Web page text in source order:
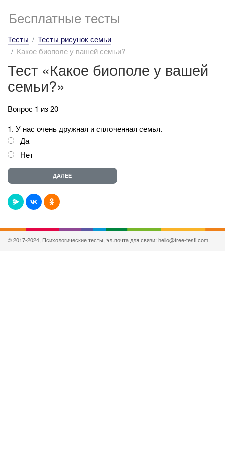
Бесплатные тесты
Тесты
Тесты рисунок семьи
Какое биополе у вашей семьи?
Тест «Какое биополе у вашей
семьи?»
Вопрос 1 из 20
1. У нас очень дружная и сплоченная семья.
Да
Нет
© 2017-2024, Психологические тесты, эл.почта для связи: hello@free-testi.com.